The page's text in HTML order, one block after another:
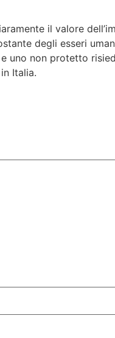
il valore
degli esseri
non protetto
Italia.